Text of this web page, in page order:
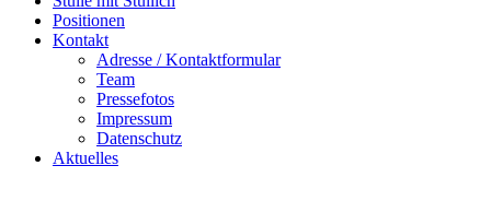
Positionen
Kontakt
Adresse / Kontaktformular
Team
Pressefotos
Impressum
Datenschutz
Aktuelles